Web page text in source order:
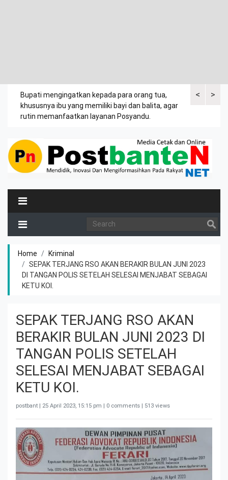
<
Bupati mengingatkan kepada para orang tua,
khususnya ibu yang memiliki bayi dan balita, agar
rutin memanfaatkan layanan Posyandu.
Kuasa>
Home
Kriminal
SEPAK TERJANG RSO AKAN BERAKIR BULAN JUNI 2023
DI TANGAN POLIS SETELAH SELESAI MENJABAT SEBAGAI
KETU KOI.
SEPAK TERJANG RSO AKAN
BERAKIR BULAN JUNI 2023 DI
TANGAN POLIS SETELAH
SELESAI MENJABAT SEBAGAI
KETU KOI.
postbant | 25 April 2023, 15:15 pm | 0 comments | 513 views